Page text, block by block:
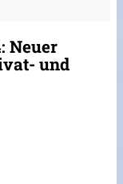
Neuer
und